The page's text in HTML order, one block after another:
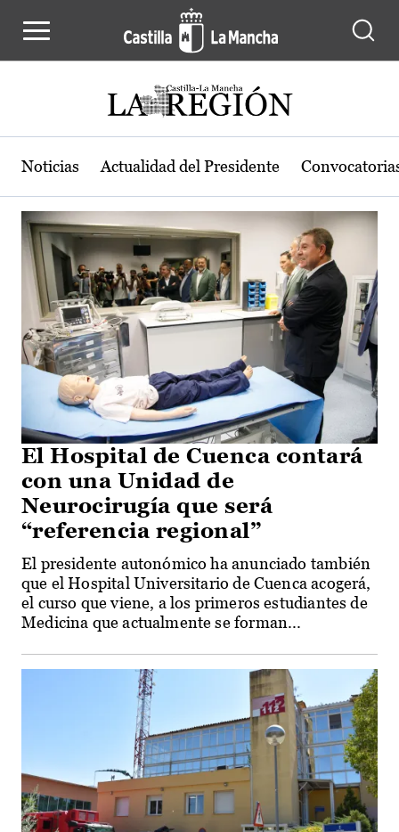
Actualidad de la región de Castilla-
Noticias Actualidad del Presidente
El Hospital de Cuenca contará
con una Unidad de
Neurocirugía que será
“referencia regional”
El presidente autonómico ha anunciado también
que el Hospital Universitario de Cuenca acogerá,
el curso que viene, a los primeros estudiantes de
Medicina que actualmente se forman...